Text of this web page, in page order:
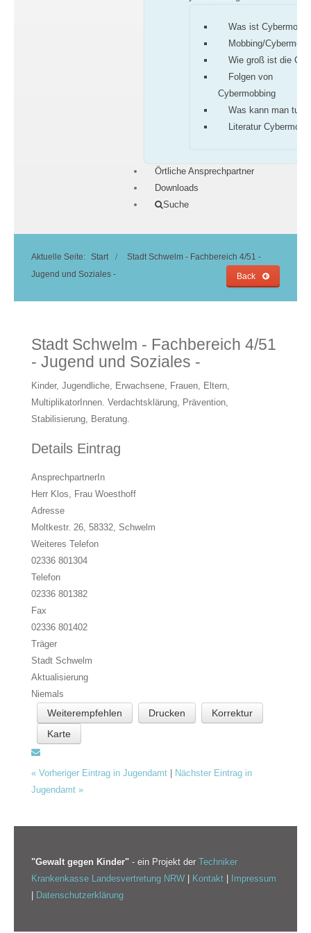
Was ist
Mobbing/
Wie groß ist die
Folgen von
Cybermobbing
Was kann man tun?
Literatur
Örtliche Ansprechpartner
Downloads
Suche
Aktuelle Seite: Start
Stadt Schwelm - Fachbereich 4/51 -
Jugend und Soziales -
Back
Stadt Schwelm - Fachbereich 4/51
- Jugend und Soziales -
Kinder, Jugendliche, Erwachsene, Frauen, Eltern,
MultiplikatorInnen. Verdachtsklärung, Prävention,
Stabilisierung, Beratung.
Details Eintrag
AnsprechpartnerIn
Herr Klos, Frau Woesthoff
Adresse
Moltkestr. 26, 58332, Schwelm
Weiteres Telefon
02336 801304
Telefon
02336 801382
Fax
02336 801402
Träger
Stadt Schwelm
Aktualisierung
Niemals
Weiterempfehlen Drucken
Korrektur
Karte
« Vorheriger Eintrag in Jugendamt | Nächster Eintrag in
Jugendamt »
"Gewalt gegen Kinder" - ein Projekt der Techniker
Krankenkasse Landesvertretung NRW | Kontakt | Impressum
| Datenschutzerklärung